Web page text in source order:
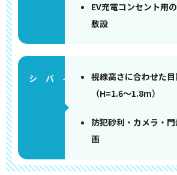
EV充電コンセント用
敷設
視線高さに合わせた
（H=1.6〜1.8m）
防犯砂利・カメラ・
画